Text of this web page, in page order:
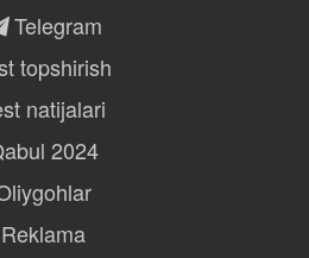
Telegram
topshirish
natijalari
2024
Reklama